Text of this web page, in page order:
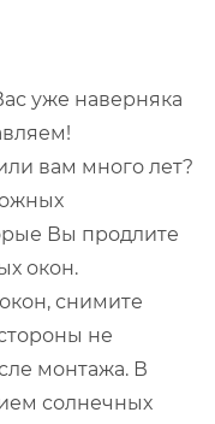
уже наверняка
вам много лет?
Вы продлите
окон.
снимите
не
монтажа. В
солнечных